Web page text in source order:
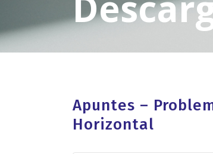
Apuntes –
Horizontal